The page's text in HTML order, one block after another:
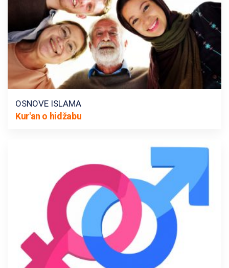
OSNOVE ISLAMA
Kur'an o hidžabu